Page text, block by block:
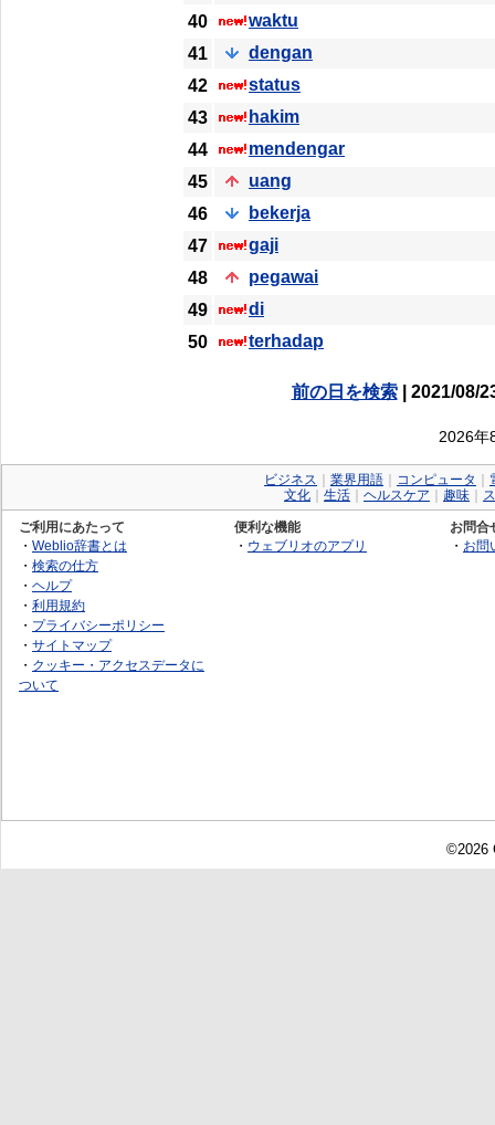
40
waktu
41
dengan
42
status
43
hakim
44
mendengar
45
uang
46
bekerja
47
gaji
48
pegawai
49
di
50
terhadap
前の日を検索| 2021/08/
2026年
ビジネス 業界用語 コンピュータ
文化
生活 ヘルスケア 趣味
ご利用にあたって
・ Weblio辞書とは
・ 検索の仕方
・ ヘルプ
・ 利用規約
・ プライバシーポリシー
・ サイトマップ
・ クッキー・アクセスデータに
ついて
便利な機能
・ ウェブリオのアプリ
お問合
・ お問
©2026